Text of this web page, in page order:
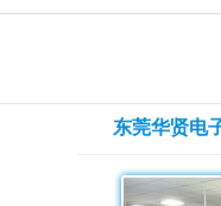
东莞华贤电